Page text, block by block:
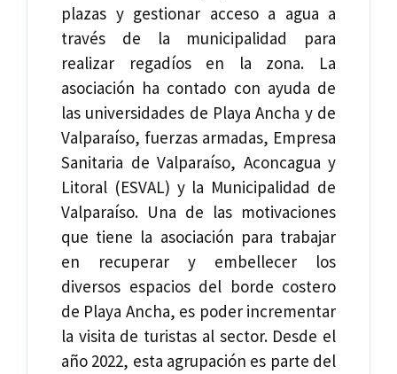
plazas y gestionar acceso a agua a
través de la municipalidad para
realizar regadíos en la zona. La
asociación ha contado con ayuda de
las universidades de Playa Ancha y de
Valparaíso, fuerzas armadas, Empresa
Sanitaria de Valparaíso, Aconcagua y
Litoral (ESVAL) y la Municipalidad de
Valparaíso. Una de las motivaciones
que tiene la asociación para trabajar
en recuperar y embellecer los
diversos espacios del borde costero
de Playa Ancha, es poder incrementar
la visita de turistas al sector. Desde el
año 2022, esta agrupación es parte del